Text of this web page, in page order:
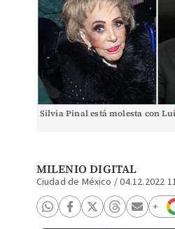
Silvia Pinal está molesta con
MILENIO DIGITAL
Ciudad de México /04.12.2022